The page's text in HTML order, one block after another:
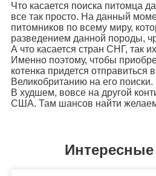
Что касается поиска питомца
все так просто. На данный
питомников по всему миру,
разведением данной породы,
А что касается стран СНГ, так
Именно поэтому, чтобы
котенка придется отправиться
Великобританию на его
В худшем, вовсе на другой
США. Там шансов найти
Интересные